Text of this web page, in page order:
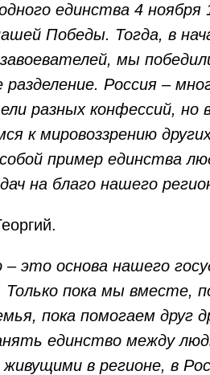
единства 4 ноября
Победы. Тогда, в
мы
разделение. Россия –
разных конфессий, но
к мировоззрению
пример единства
на благо нашего
это основа нашего
Только пока мы вместе,
пока помогаем друг
единство между
живущими в регионе, в